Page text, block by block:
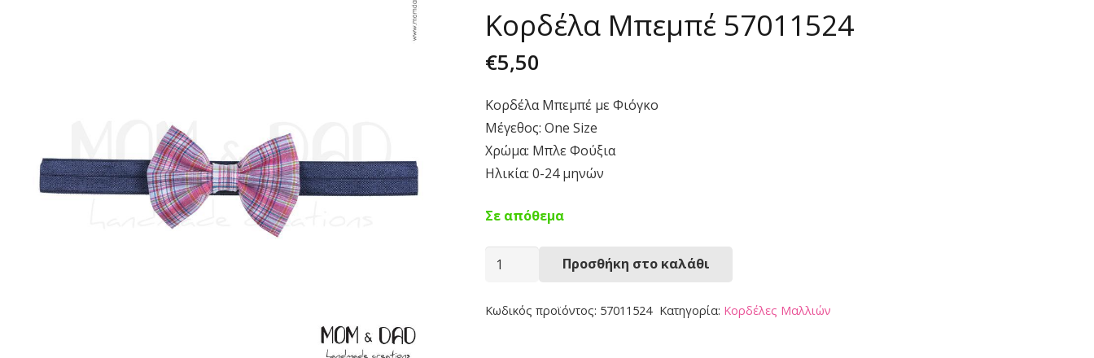
Κορδέλα Μπεμπέ 57011524
€5,50
Κορδέλα Μπεμπέ με Φιόγκο
Μέγεθος: One Size
Χρώμα: Μπλε Φούξια
Ηλικία: 0-24 μηνών
Σε απόθεμα
Κορδέλα
57011524
Προσθήκη στο καλάθι
Κωδικός προϊόντος: 57011524 Κατηγορία: Κορδέλες Μαλλιών